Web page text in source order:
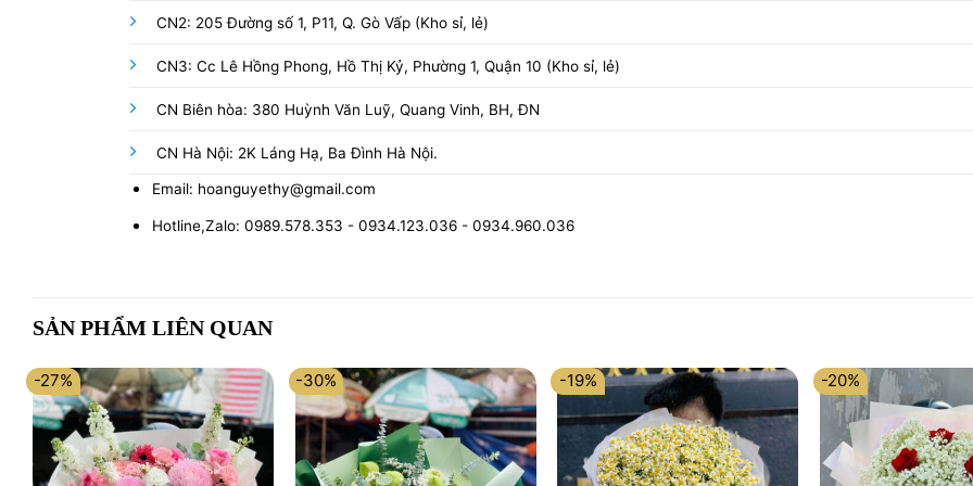
CN2: 205 Đường số 1, P11, Q. Gò Vấp (Kho sỉ, lẻ)
CN3: Cc Lê Hồng Phong, Hồ Thị Kỷ, Phường 1, Quận 10 (Kho sỉ, lẻ)
CN Biên hòa: 380 Huỳnh Văn Luỹ, Quang Vinh, BH, ĐN
CN Hà Nội: 2K Láng Hạ, Ba Đình Hà Nội.
Email: hoanguyethy@gmail.com
Hotline,Zalo: 0989.578.353 - 0934.123.036 - 0934.960.036
SẢN PHẨM LIÊN QUAN
-27% -30% -19% -20%